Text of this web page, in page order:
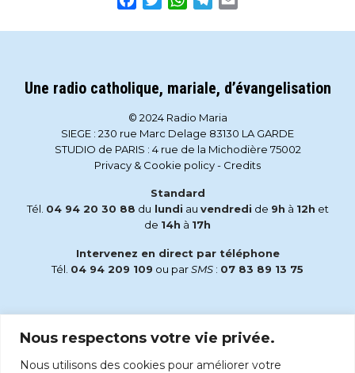
Nous respectons votre vie privée.
Nous utilisons des cookies pour améliorer votre
Une radio catholique, mariale, d’évangelisation
© 2024 Radio Maria
SIEGE : 230 rue Marc Delage 83130 LA GARDE
STUDIO de PARIS : 4 rue de la Michodière 75002
Privacy & Cookie policy- Credits
Standard
Tél. 04 94 20 30 88 du lundi au vendredi de 9h à 12h et
de 14h à 17h
Intervenez en direct par téléphone
Tél. 04 94 209 109 ou parSMS : 07 83 89 13 75
accueil@radiomaria.fr